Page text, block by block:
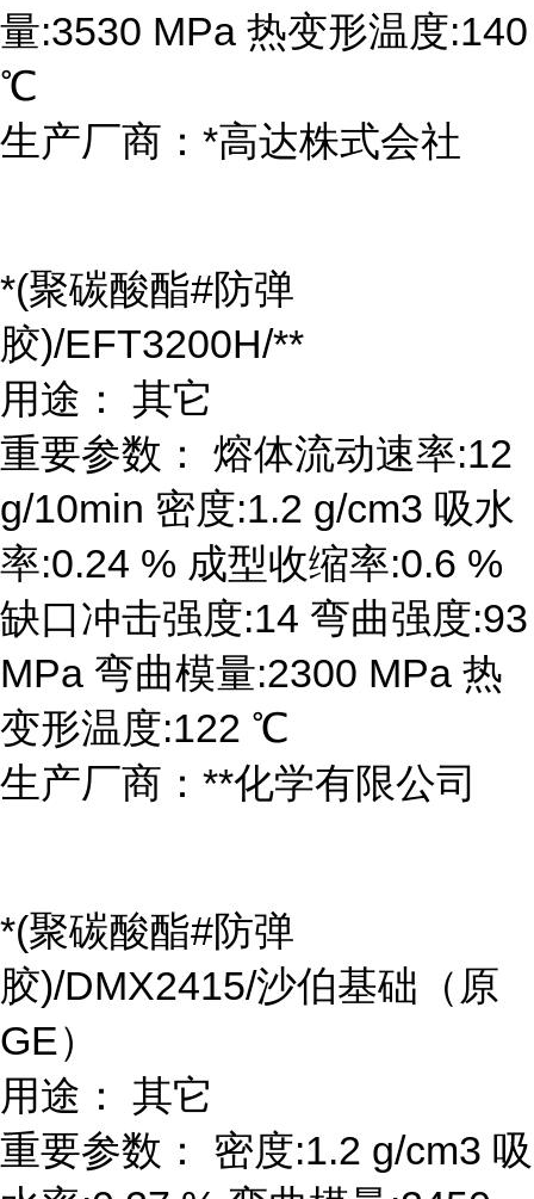
量:3530 MPa 热变形温度:140
℃
生产厂商：*高达株式会社
*(聚碳酸酯#防弹
胶)/EFT3200H/**
用途： 其它
重要参数： 熔体流动速率:12
g/10min 密度:1.2 g/cm3 吸水
率:0.24 % 成型收缩率:0.6 %
缺口冲击强度:14 弯曲强度:93
MPa 弯曲模量:2300 MPa 热
变形温度:122 ℃
生产厂商：**化学有限公司
*(聚碳酸酯#防弹
胶)/DMX2415/沙伯基础（原
GE）
用途： 其它
重要参数： 密度:1.2 g/cm3 吸